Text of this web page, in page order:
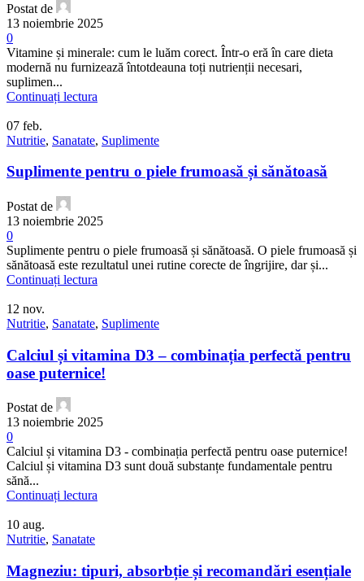
Postat de
13 noiembrie 2025
0
Vitamine și minerale: cum le luăm corect. Într-o eră în care dieta
modernă nu furnizează întotdeauna toți nutrienții necesari,
suplimen...
Continuați lectura
07 feb.
Nutritie, Sanatate, Suplimente
Suplimente pentru o piele frumoasă și sănătoasă
Postat de
13 noiembrie 2025
0
Suplimente pentru o piele frumoasă și sănătoasă. O piele frumoasă și
sănătoasă este rezultatul unei rutine corecte de îngrijire, dar și...
Continuați lectura
12 nov.
Nutritie, Sanatate, Suplimente
Calciul și vitamina D3 – combinația perfectă pentru
oase puternice!
Postat de
13 noiembrie 2025
0
Calciul și vitamina D3 - combinația perfectă pentru oase puternice!
Calciul și vitamina D3 sunt două substanțe fundamentale pentru
sănă...
Continuați lectura
10 aug.
Nutritie, Sanatate
Magneziu: tipuri, absorbție și recomandări esențiale